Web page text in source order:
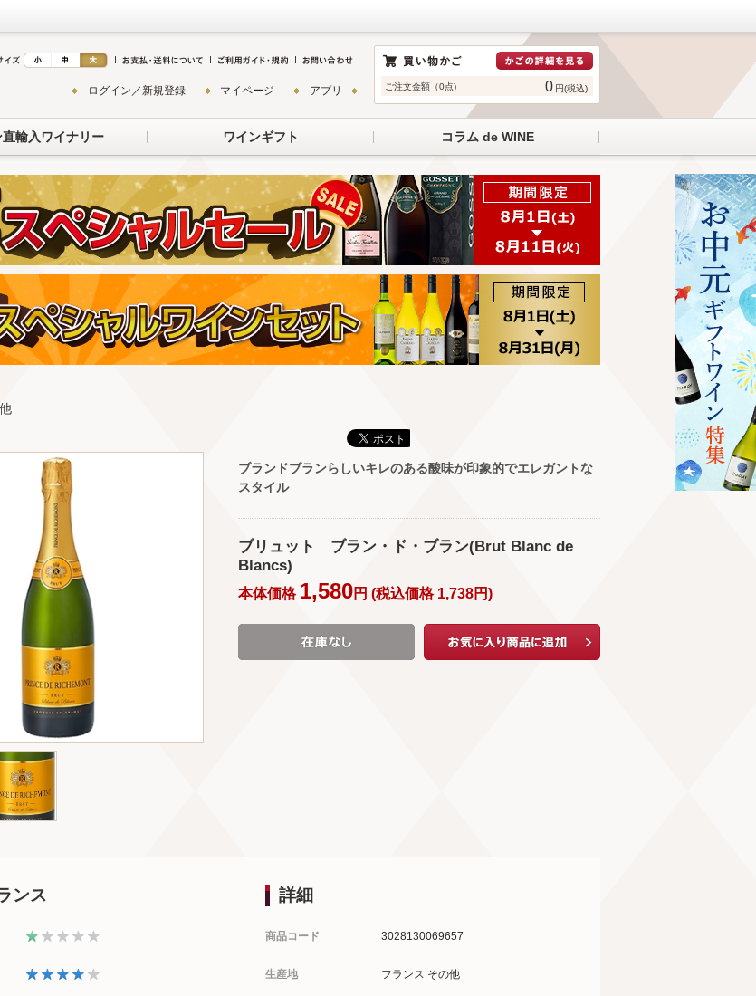
ご注文金額（0点) 0 円(税込)
ログイン／新規登録 マイページ アプリ
直輸入ワイナリー ワインギフト コラム de WINE
ブランドブランらしいキレのある酸味が印象的でエレガントな
スタイル
ブリュット ブラン・ド・ブラン(Brut Blanc de
Blancs)
本体価格 1,580円 (税込価格 1,738円)
詳細
商品コード 3028130069657
生産地 フランス その他
ンス